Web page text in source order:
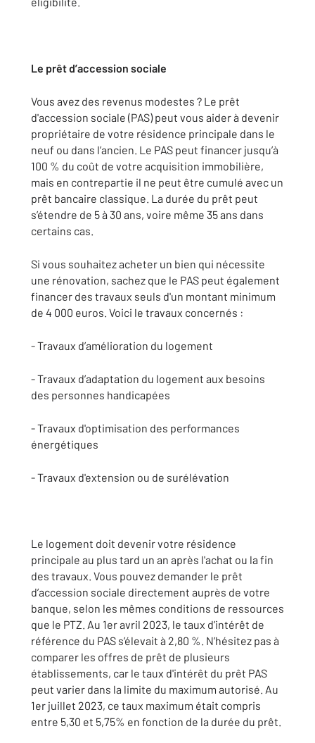
Le prêt d’accession sociale
Vous avez des revenus modestes ? Le prêt
d'accession sociale (PAS) peut vous aider à devenir
propriétaire de votre résidence principale dans le
neuf ou dans l’ancien. Le PAS peut financer jusqu’à
100 % du coût de votre acquisition immobilière,
mais en contrepartie il ne peut être cumulé avec un
prêt bancaire classique. La durée du prêt peut
s’étendre de 5 à 30 ans, voire même 35 ans dans
certains cas.
Si vous souhaitez acheter un bien qui nécessite
une rénovation, sachez que le PAS peut également
financer des travaux seuls d'un montant minimum
de 4 000 euros. Voici le travaux concernés :
- Travaux d’amélioration du logement
- Travaux d’adaptation du logement aux besoins
des personnes handicapées
- Travaux d'optimisation des performances
énergétiques
- Travaux d'extension ou de surélévation
Le logement doit devenir votre résidence
principale au plus tard un an après l'achat ou la fin
des travaux. Vous pouvez demander le prêt
d’accession sociale directement auprès de votre
banque, selon les mêmes conditions de ressources
que le PTZ. Au 1er avril 2023, le taux d’intérêt de
référence du PAS s’élevait à 2,80 %. N’hésitez pas à
comparer les offres de prêt de plusieurs
établissements, car le taux d'intérêt du prêt PAS
peut varier dans la limite du maximum autorisé. Au
1er juillet 2023, ce taux maximum était compris
entre 5,30 et 5,75% en fonction de la durée du prêt.